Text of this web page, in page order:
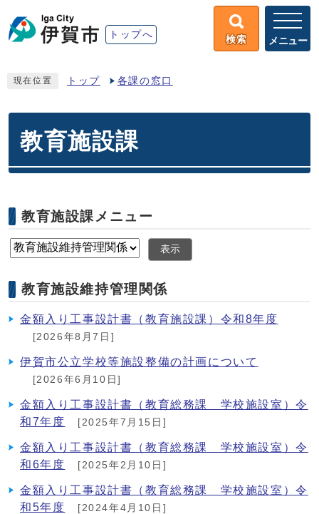
トップへ 検索 メニュー
現在位置 トップ 各課の窓口
教育施設課
教育施設課メニュー
表示
教育施設維持管理関係
金額入り工事設計書（教育施設課）令和8年度
[2026年8月7日]
伊賀市公立学校等施設整備の計画について
[2026年6月10日]
金額入り工事設計書（教育総務課 学校施設室）令
和7年度
[2025年7月15日]
金額入り工事設計書（教育総務課 学校施設室）令
和6年度
[2025年2月10日]
金額入り工事設計書（教育総務課 学校施設室）令
和5年度
[2024年4月10日]